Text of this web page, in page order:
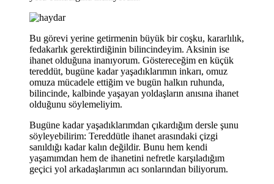
Bu görevi yerine getirmenin büyük bir coşku, kararlılık,
fedakarlık gerektirdiğinin bilincindeyim. Aksinin ise
ihanet olduğuna inanıyorum. Göstereceğim en küçük
tereddüt, bugüne kadar yaşadıklarımın inkarı, omuz
omuza mücadele ettiğim ve bugün halkın ruhunda,
bilincinde, kalbinde yaşayan yoldaşların anısına ihanet
olduğunu söylemeliyim.
Bugüne kadar yaşadıklarımdan çıkardığım dersle şunu
söyleyebilirim: Tereddütle ihanet arasındaki çizgi
sanıldığı kadar kalın değildir. Bunu hem kendi
yaşamımdan hem de ihanetini nefretle karşıladığım
geçici yol arkadaşlarımın acı sonlarından biliyorum.